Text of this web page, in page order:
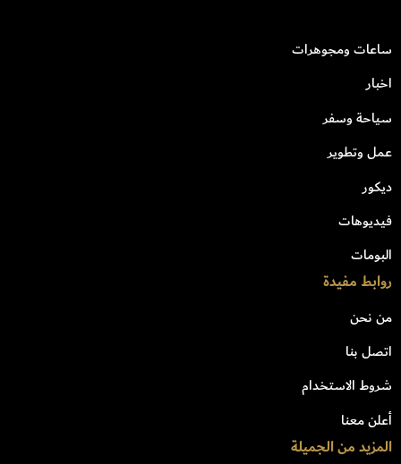
ساعات ومجوهرات
اخبار
سياحة وسفر
عمل وتطوير
ديكور
فيديوهات
البومات
روابط مفيدة
من نحن
اتصل بنا
شروط الاستخدام
أعلن معنا
المزيد من الجميلة